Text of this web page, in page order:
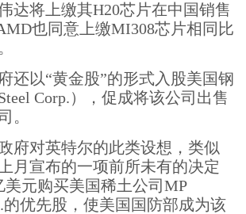
达将上缴其H20芯片在中国销售
也同意上缴MI308芯片相同比
还以“黄金股”的形式入股美国钢
Corp.），促成将该公司出售
。
府对英特尔的此类设想，类似
月宣布的一项前所未有的决定
元购买美国稀土公司MP
的优先股，使美国国防部成为该